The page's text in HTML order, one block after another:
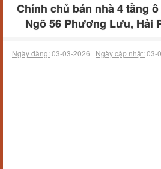
Chính chủ bán nhà 4 tầng ô
Ngõ 56 Phương Lưu, Hải
Ngày đăng:03-03-2026 | Ngày cập nhật:03-